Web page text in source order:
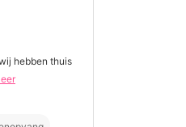
hebben thuis